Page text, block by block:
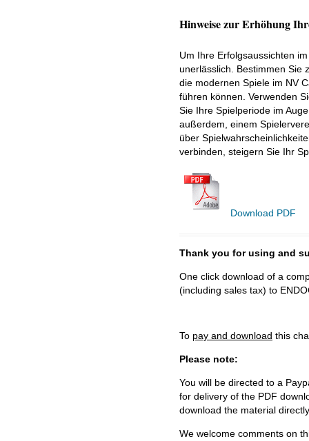
Hinweise zur Erhöhung
Um Ihre Erfolgsaussichten
unerlässlich. Bestimmen Sie
die modernen Spiele im NV
führen können. Verwenden
Sie Ihre Spielperiode im
außerdem, einem
über
verbinden, steigern Sie Ihr
Download PDF
Thank you for using and
One click download of a
(including sales tax) to
To pay and download this
Please note:
You will be directed to a
for delivery of the PDF
download the material
We welcome comments on